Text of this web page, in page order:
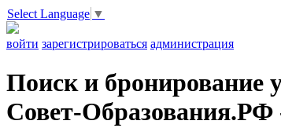
Select Language ▼
войти зарегистрироваться администрация
Поиск и бронирование
Совет-Образования.РФ